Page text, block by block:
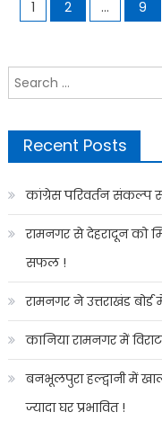
navigation
1 2 … 9
Search
for:
Recent Posts
कांग्रेस परिवर्तन
रामनगर से देहरादून को
सफल !
रामनगर ने उत्तराखंड बोर्ड
कानिया रामनगर में
बनभूलपुरा हल्द्वानी में
ज्यादा घर प्रभावित !